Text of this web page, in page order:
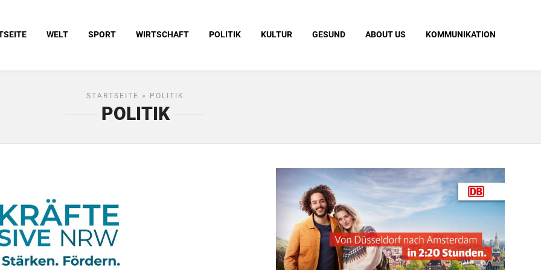
WELT SPORT WIRTSCHAFT POLITIK KULTUR GESUND ABOUT US KOMMUNIKATION
STARTSEITE » POLITIK
POLITIK